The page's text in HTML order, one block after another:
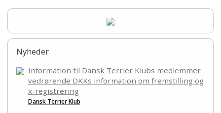
Nyheder
Information til Dansk Terrier Klubs medlemmer
vedrørende DKKs information om fremstilling og
x-registrering
Dansk Terrier Klub